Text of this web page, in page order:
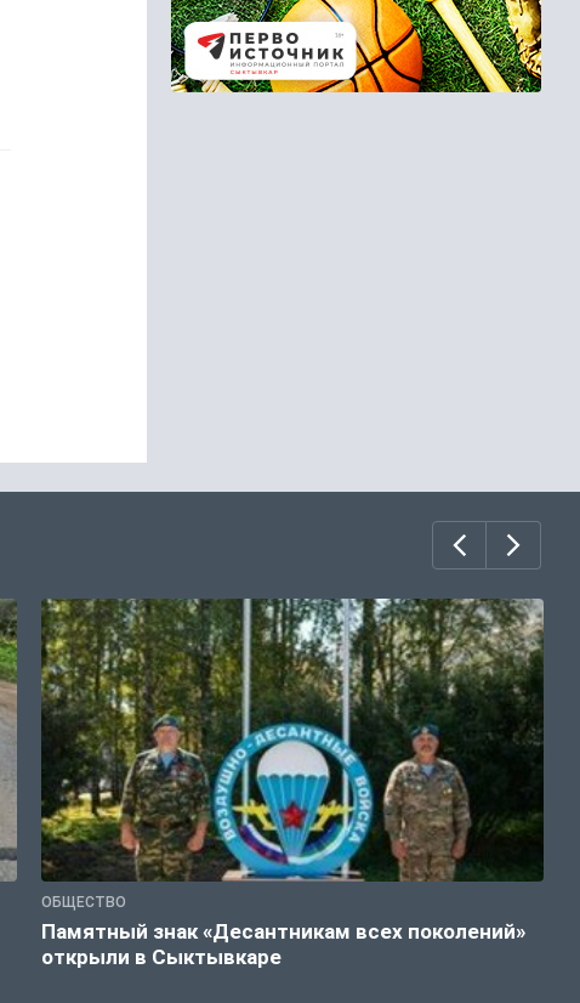
ОБЩЕСТВО
Памятный знак «Десантникам всех поколений»
открыли в Сыктывкаре